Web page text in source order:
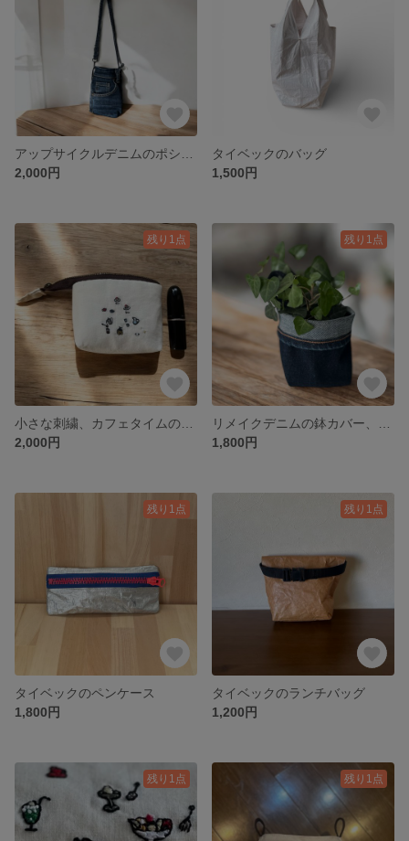
2,000円
タイベックのバッグ
1,500円
残り1点
2,000円
残り1点
1,800円
残り1点
タイベックのペンケース
1,800円
残り1点
タイベックのランチバッグ
1,200円
残り1点 残り1点